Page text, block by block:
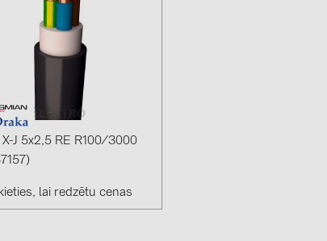
X-J 5x2,5 RE R100/3000
lai redzētu cenas